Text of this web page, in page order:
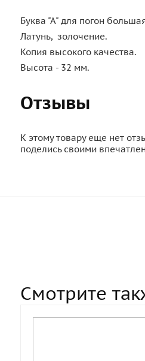
Буква "А" для погон
Латунь, золочение.
Копия высокого качества.
Высота - 32 мм.
Отзывы
К этому товару еще нет
поделись своими
Смотрите